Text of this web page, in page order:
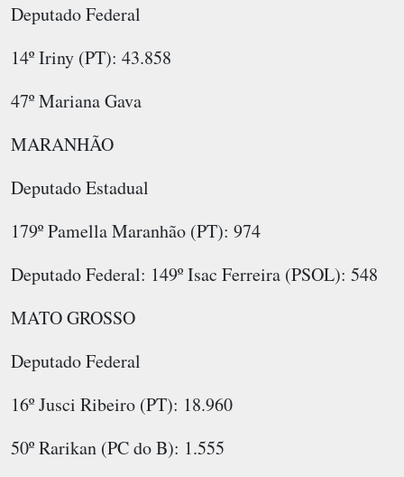
Deputado Federal
14º Iriny (PT): 43.858
47º Mariana Gava
MARANHÃO
Deputado Estadual
179º Pamella Maranhão (PT): 974
Deputado Federal: 149º Isac Ferreira (PSOL): 548
MATO GROSSO
Deputado Federal
16º Jusci Ribeiro (PT): 18.960
50º Rarikan (PC do B): 1.555